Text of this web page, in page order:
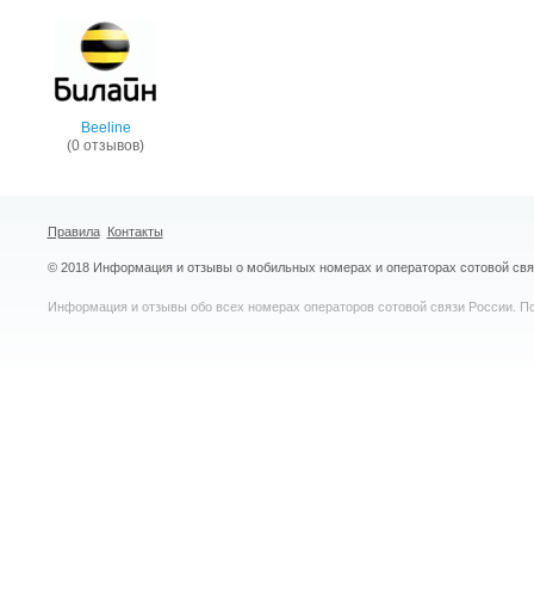
Beeline
(0 отзывов)
Правила Контакты
© 2018 Информация и отзывы о мобильных номерах и операторах сотовой
Информация и отзывы обо всех номерах операторов сотовой связи России.